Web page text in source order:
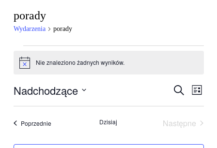
porady
Wydarzenia porady
Powiadomienie
Nie znaleziono żadnych wyników.
i
Szukaj
Lista
Nadchodzące
PoprzednieWydarzenia Dzisiaj
Następne